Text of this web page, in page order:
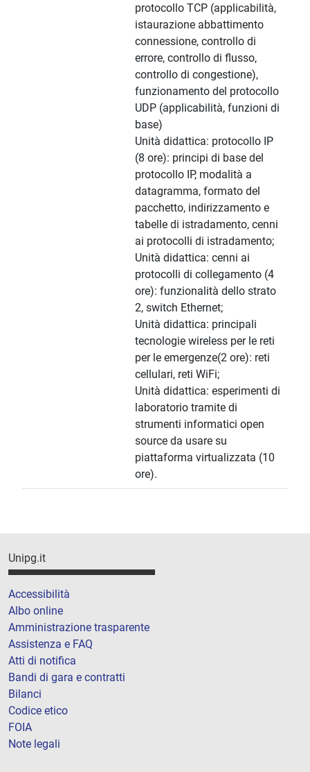
protocollo TCP (applicabilità,
istaurazione abbattimento
connessione, controllo di
errore, controllo di flusso,
controllo di congestione),
funzionamento del protocollo
UDP (applicabilità, funzioni di
base)
Unità didattica: protocollo IP
(8 ore): principi di base del
protocollo IP, modalità a
datagramma, formato del
pacchetto, indirizzamento e
tabelle di istradamento, cenni
ai protocolli di istradamento;
Unità didattica: cenni ai
protocolli di collegamento (4
ore): funzionalità dello strato
2, switch Ethernet;
Unità didattica: principali
tecnologie wireless per le reti
per le emergenze(2 ore): reti
cellulari, reti WiFi;
Unità didattica: esperimenti di
laboratorio tramite di
strumenti informatici open
source da usare su
piattaforma virtualizzata (10
ore).
Unipg.it
Accessibilità
Albo online
Amministrazione trasparente
Assistenza e FAQ
Atti di notifica
Bandi di gara e contratti
Bilanci
Codice etico
FOIA
Note legali